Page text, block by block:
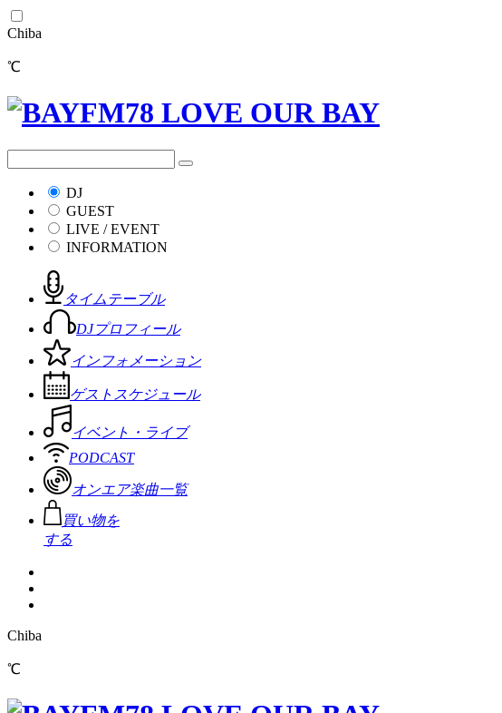
Chiba
℃
DJ
GUEST
LIVE / EVENT
INFORMATION
タイムテーブル
DJプロフィール
インフォメーション
ゲストスケジュール
イベント・ライブ
PODCAST
オンエア楽曲一覧
買い物を
する
Chiba
℃